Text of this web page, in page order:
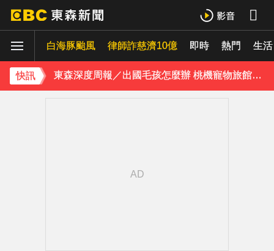
白海豚颱風 律師詐慈濟10億 即時 熱門 生活
快訊
下載東森App，隨時掌握天下大小事！
東森深度周報／出國毛孩怎麼辦 桃機寵物旅館應運而生